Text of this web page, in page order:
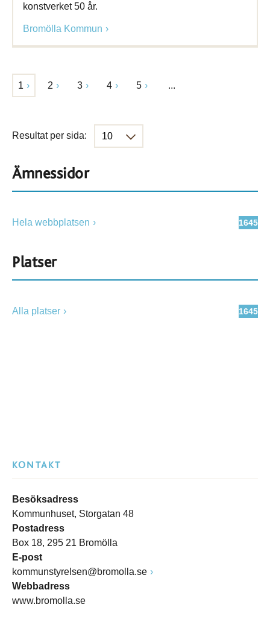
konstverket 50 år.
Bromölla Kommun
1 2 3 4 5 ...
Resultat per sida:
Ämnessidor
1645
Hela webbplatsen
Platser
1645
Alla platser
KONTAKT
Besöksadress
Kommunhuset, Storgatan 48
Postadress
Box 18, 295 21 Bromölla
E-post
kommunstyrelsen@bromolla.se
Webbadress
www.bromolla.se